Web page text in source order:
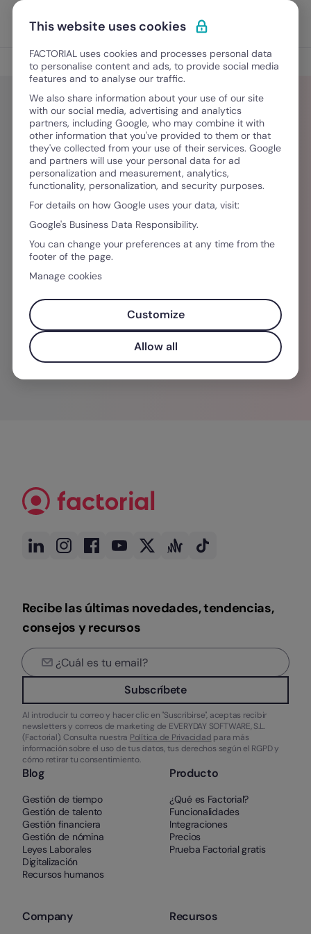
Ir al contenido
Pedir una demo
Blog
2 Recrutadoras
Ma e Nic, 2 Recrutadoras que decidiram sair do
raso e abordar temas relacionados ao
recrutamento e seleção de forma estratégica e
simplificada. Reúnem 12 anos de experiência
juntas, e hoje formam profissionais completos,
desenvolvendo skills não-tradicionais para
posicionar a área de recrutamento como parte
vital para qualquer estratégia de negócio.
Recibe las últimas novedades, tendencias,
consejos y recursos
Subscríbete
Al introducir tu correo y hacer clic en "Suscribirse", aceptas recibir
newsletters y correos de marketing de EVERYDAY SOFTWARE, S.L.
(Factorial). Consulta nuestra Política de Privacidad para más
información sobre el uso de tus datos, tus derechos según el RGPD y
cómo retirar tu consentimiento.
Blog
Gestión de tiempo
Gestión de talento
Gestión financiera
Gestión de nómina
Leyes Laborales
Digitalización
Recursos humanos
Producto
¿Qué es Factorial?
Funcionalidades
Integraciones
Precios
Prueba Factorial gratis
Company Recursos
This website uses cookies
FACTORIAL uses cookies and processes personal data
to personalise content and ads, to provide social media
features and to analyse our traffic.
We also share information about your use of our site
with our social media, advertising and analytics
partners, including Google, who may combine it with
other information that you've provided to them or that
they've collected from your use of their services. Google
and partners will use your personal data for ad
personalization and measurement, analytics,
functionality, personalization, and security purposes.
For details on how Google uses your data, visit:
Google's Business Data Responsibility.
You can change your preferences at any time from the
footer of the page.
Manage cookies
Customize
Allow all